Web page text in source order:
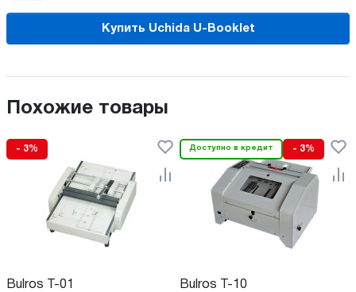
Купить Uchida U-Booklet
Похожие товары
- 3%
Bulros T-01
Доступно в кредит - 3%
Bulros T-10